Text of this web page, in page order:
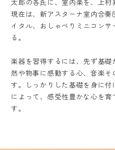
現在は、新アスターナ室内合
イタル、おしゃべりミニコン
る。
楽器を習得するには、先ず基
然や物事に感動する心、音楽
す。しっかりした基礎を身に
によって、感受性豊かな心を
す。